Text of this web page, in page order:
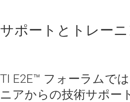
サポートとトレー
TI E2E™ フォーラムで
ニアからの技術サポー